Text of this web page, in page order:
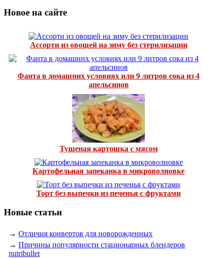
Новое на сайте
Ассорти из овощей на зиму без стерилизации
Фанта в домашних условиях или 9 литров сока из 4
апельсинов
Тушеная картошка с мясом
Картофельная запеканка в микроволновке
Торт без выпечки из печенья с фруктами
Новые статьи
→ Отличия конвертов для новорожденных
→ Причины популярности стационарных блендеров
nutribullet